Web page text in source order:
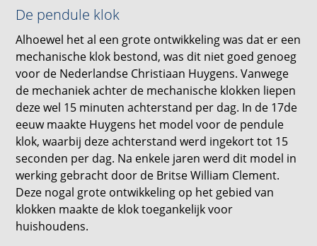
De pendule klok
Alhoewel het al een grote ontwikkeling was dat er een
mechanische klok bestond, was dit niet goed genoeg
voor de Nederlandse Christiaan Huygens. Vanwege
de mechaniek achter de mechanische klokken liepen
deze wel 15 minuten achterstand per dag. In de 17de
eeuw maakte Huygens het model voor de pendule
klok, waarbij deze achterstand werd ingekort tot 15
seconden per dag. Na enkele jaren werd dit model in
werking gebracht door de Britse William Clement.
Deze nogal grote ontwikkeling op het gebied van
klokken maakte de klok toegankelijk voor
huishoudens.